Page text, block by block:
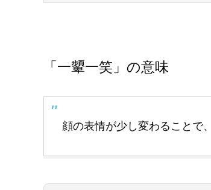
「一顰一笑」の意味
顔の表情が少し変わることで